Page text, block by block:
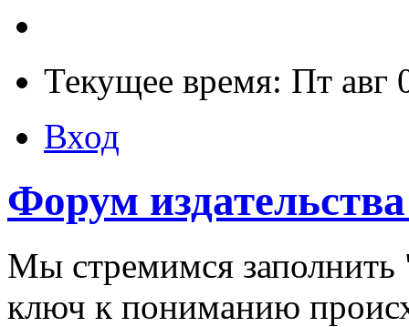
Текущее время: Пт авг
Вход
Форум
Мы стремимся заполнить
ключ к пониманию